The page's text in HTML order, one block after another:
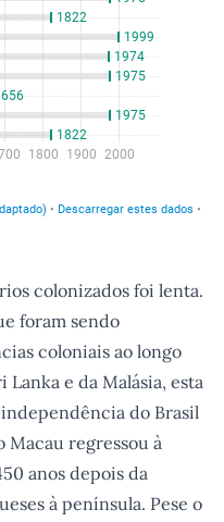
colonizados foi lenta.
foram sendo
coloniais ao longo
Lanka e da Malásia, esta
do Brasil
Macau regressou à
anos depois da
à península. Pese o